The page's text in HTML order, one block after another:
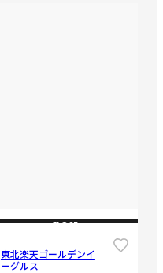
CLOSE
東北楽天ゴールデンイ
ーグルス